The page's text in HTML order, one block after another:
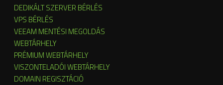
DEDIKÁLT SZERVER BÉRLÉS
VPS BÉRLÉS
VEEAM MENTÉSI MEGOLDÁS
WEBTÁRHELY
PRÉMIUM WEBTÁRHELY
VISZONTELADÓI WEBTÁRHELY
DOMAIN REGISZTÁCIÓ